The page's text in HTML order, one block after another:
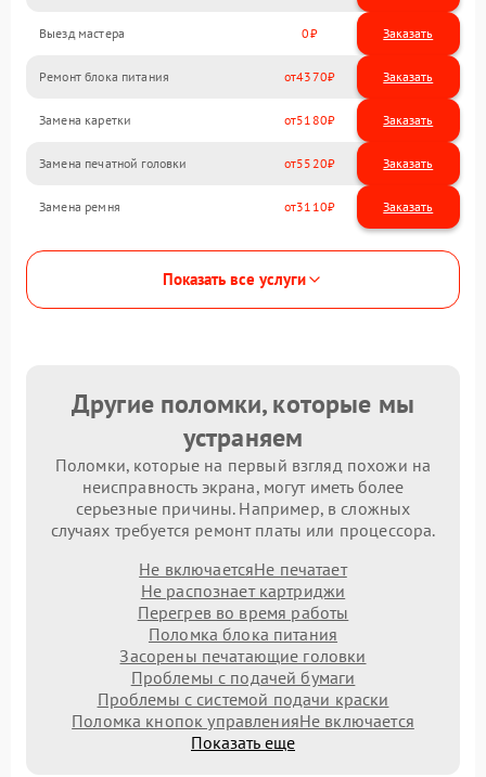
Выезд мастера 0 Заказать
Ремонт блока питания 4370
Замена каретки 5180
Замена печатной головки 5520
Замена ремня 3110
Показать все услуги
Другие поломки, которые мы
устраняем
Поломки, которые на первый взгляд похожи на
неисправность экрана, могут иметь более
серьезные причины. Например, в сложных
случаях требуется ремонт платы или процессора.
Не включаетсяНе печатает
Не распознает картриджи
Перегрев во время работы
Поломка блока питания
Засорены печатающие головки
Проблемы с подачей бумаги
Проблемы с системой подачи краски
Поломка кнопок управленияНе включается
Показать еще